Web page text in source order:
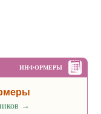
ИНФОРМЕРЫ
→